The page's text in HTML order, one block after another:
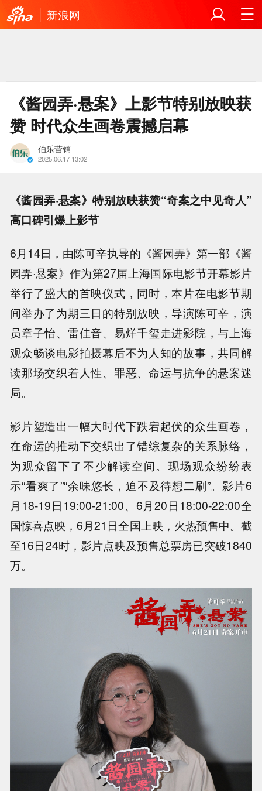
新浪网
《酱园弄·悬案》上影节特别放映获
赞 时代众生画卷震撼启幕
伯乐营销
2025.06.17 13:02
《酱园弄·悬案》特别放映获赞“奇案之中见奇人”
高口碑引爆上影节
6月14日，由陈可辛执导的《酱园弄》第一部《酱
园弄·悬案》作为第27届上海国际电影节开幕影片
举行了盛大的首映仪式，同时，本片在电影节期
间举办了为期三日的特别放映，导演陈可辛，演
员章子怡、雷佳音、易烊千玺走进影院，与上海
观众畅谈电影拍摄幕后不为人知的故事，共同解
读那场交织着人性、罪恶、命运与抗争的悬案迷
局。
影片塑造出一幅大时代下跌宕起伏的众生画卷，
在命运的推动下交织出了错综复杂的关系脉络，
为观众留下了不少解读空间。现场观众纷纷表
示“看爽了”“余味悠长，迫不及待想二刷”。影片6
月18-19日19:00-21:00、6月20日18:00-22:00全
国惊喜点映，6月21日全国上映，火热预售中。截
至16日24时，影片点映及预售总票房已突破1840
万。